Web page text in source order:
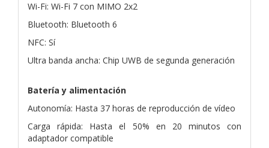
Wi-Fi: Wi-Fi 7 con MIMO 2x2
Bluetooth: Bluetooth 6
NFC: Sí
Ultra banda ancha: Chip UWB de segunda generación
Batería y alimentación
Autonomía: Hasta 37 horas de reproducción de vídeo
Carga rápida: Hasta el 50% en 20 minutos con
adaptador compatible